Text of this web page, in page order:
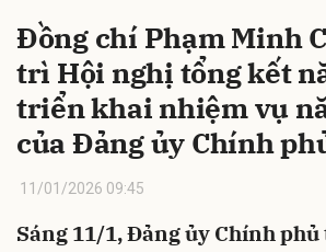
Đồng chí Phạm Minh
trì Hội nghị tổng kết
triển khai nhiệm vụ
của Đảng ủy Chính
11/01/2026 09:45
Sáng 11/1, Đảng ủy Chính phủ